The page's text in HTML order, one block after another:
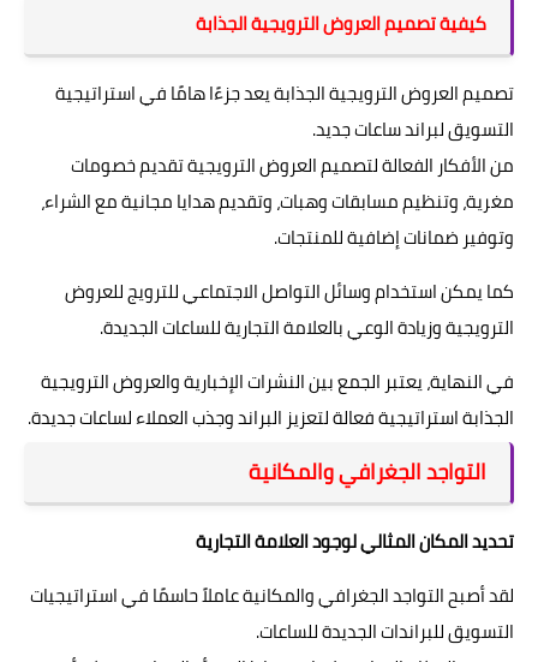
كيفية تصميم العروض الترويجية الجذابة
تصميم العروض الترويجية الجذابة يعد جزءًا هامًا في استراتيجية
التسويق لبراند ساعات جديد.
من الأفكار الفعالة لتصميم العروض الترويجية تقديم خصومات
مغرية، وتنظيم مسابقات وهبات، وتقديم هدايا مجانية مع الشراء،
وتوفير ضمانات إضافية للمنتجات.
كما يمكن استخدام وسائل التواصل الاجتماعي للترويج للعروض
الترويجية وزيادة الوعي بالعلامة التجارية للساعات الجديدة.
في النهاية، يعتبر الجمع بين النشرات الإخبارية والعروض الترويجية
الجذابة استراتيجية فعالة لتعزيز البراند وجذب العملاء لساعات جديدة.
التواجد الجغرافي والمكانية
تحديد المكان المثالي لوجود العلامة التجارية
لقد أصبح التواجد الجغرافي والمكانية عاملاً حاسمًا في استراتيجيات
التسويق للبراندات الجديدة للساعات.